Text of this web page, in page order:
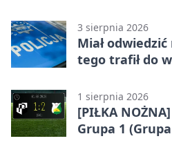
3 sierpnia 2026
Miał
tego trafił do
1 sierpnia 2026
[PIŁKA
Grupa 1